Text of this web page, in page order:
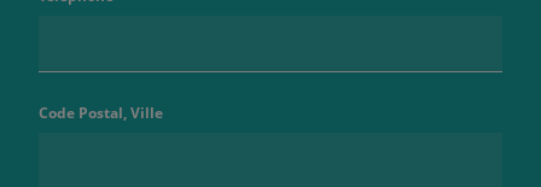
Code Postal, Ville